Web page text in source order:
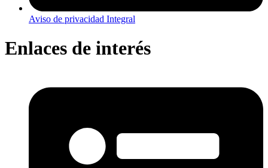
Aviso de privacidad Integral
Enlaces de interés